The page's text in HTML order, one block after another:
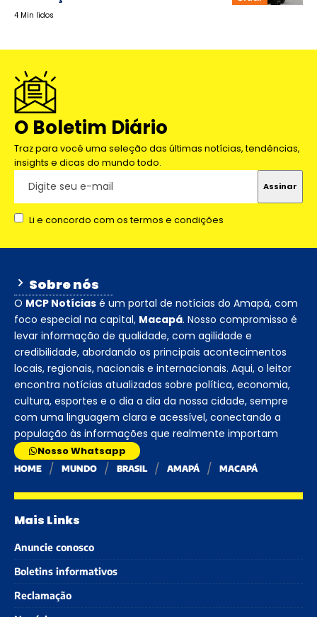
4 Min lidos
O Boletim Diário
Traz para você uma seleção das últimas notícias, tendências,
insights e dicas do mundo todo.
Li e concordo com os termos e condições
Sobre nós
O MCP Notícias é um portal de notícias do Amapá, com
foco especial na capital, Macapá. Nosso compromisso é
levar informação de qualidade, com agilidade e
credibilidade, abordando os principais acontecimentos
locais, regionais, nacionais e internacionais. Aqui, o leitor
encontra notícias atualizadas sobre política, economia,
cultura, esportes e o dia a dia da nossa cidade, sempre
com uma linguagem clara e acessível, conectando a
população às informações que realmente importam
Nosso Whatsapp
HOME MUNDO BRASIL AMAPÁ MACAPÁ
Mais Links
Anuncie conosco
Boletins informativos
Reclamação